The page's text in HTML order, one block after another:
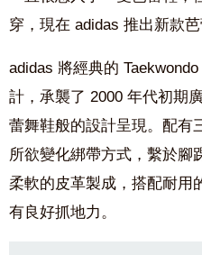
穿，現在 adidas 推出新款
adidas 將經典的
計，承襲了 2000 年代初期
蕾舞鞋般的設計呈現。配有
所欲變化綁帶方式，繫於腳
柔軟的皮革製成，搭配耐用
有良好抓地力。